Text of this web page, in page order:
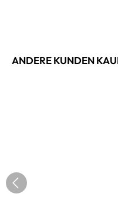
ANDERE KUNDEN